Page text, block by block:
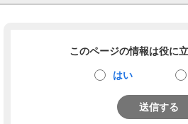
このページの情報は役に
はい
送信する